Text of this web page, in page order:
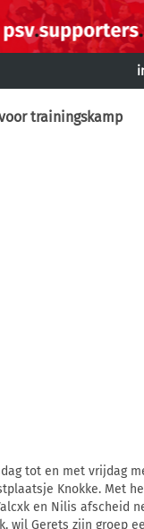
trainingskamp
tot en met vrijdag
Knokke. Met
en Nilis afscheid
wil Gerets zijn groep